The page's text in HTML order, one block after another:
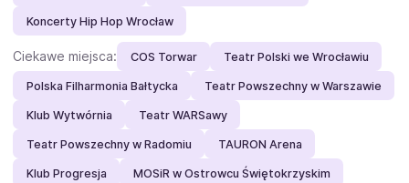
Koncerty Hip Hop Wrocław
Ciekawe miejsca: COS Torwar Teatr Polski we Wrocławiu
Polska Filharmonia Bałtycka Teatr Powszechny w Warszawie
Klub Wytwórnia Teatr WARSawy
Teatr Powszechny w Radomiu TAURON Arena
Klub Progresja MOSiR w Ostrowcu Świętokrzyskim